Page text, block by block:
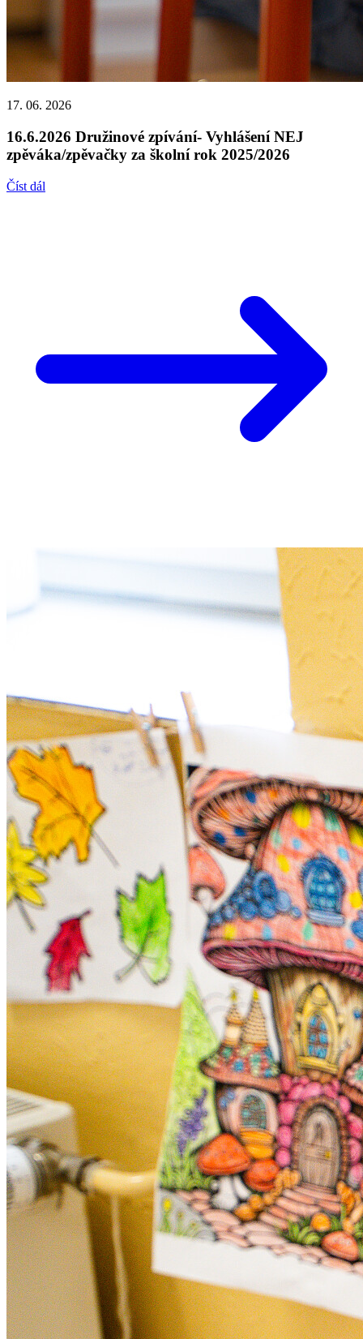
17. 06. 2026
16.6.2026 Družinové zpívání- Vyhlášení NEJ
zpěváka/zpěvačky za školní rok 2025/2026
Číst dál